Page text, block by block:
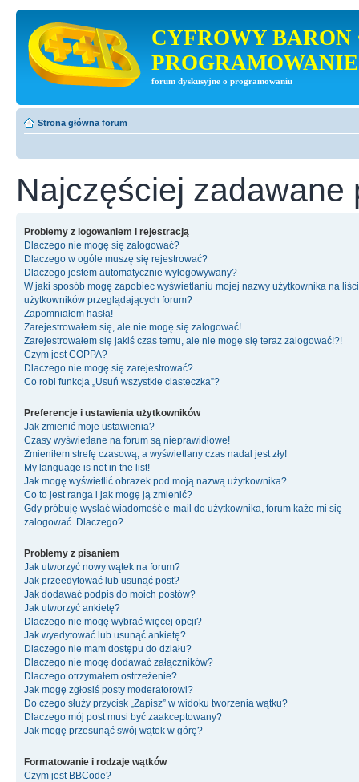
CYFROWY BARON
PROGRAMOWANIE
forum dyskusyjne o programowaniu
Strona główna forum
Najczęściej zadawane
Problemy z logowaniem i rejestracją
Dlaczego nie mogę się zalogować?
Dlaczego w ogóle muszę się rejestrować?
Dlaczego jestem automatycznie wylogowywany?
W jaki sposób mogę zapobiec wyświetlaniu mojej nazwy użytkownika na
użytkowników przeglądających forum?
Zapomniałem hasła!
Zarejestrowałem się, ale nie mogę się zalogować!
Zarejestrowałem się jakiś czas temu, ale nie mogę się teraz zalogować!?!
Czym jest COPPA?
Dlaczego nie mogę się zarejestrować?
Co robi funkcja „Usuń wszystkie ciasteczka”?
Preferencje i ustawienia użytkowników
Jak zmienić moje ustawienia?
Czasy wyświetlane na forum są nieprawidłowe!
Zmieniłem strefę czasową, a wyświetlany czas nadal jest zły!
My language is not in the list!
Jak mogę wyświetlić obrazek pod moją nazwą użytkownika?
Co to jest ranga i jak mogę ją zmienić?
Gdy próbuję wysłać wiadomość e-mail do użytkownika, forum każe mi się
zalogować. Dlaczego?
Problemy z pisaniem
Jak utworzyć nowy wątek na forum?
Jak przeedytować lub usunąć post?
Jak dodawać podpis do moich postów?
Jak utworzyć ankietę?
Dlaczego nie mogę wybrać więcej opcji?
Jak wyedytować lub usunąć ankietę?
Dlaczego nie mam dostępu do działu?
Dlaczego nie mogę dodawać załączników?
Dlaczego otrzymałem ostrzeżenie?
Jak mogę zgłosiś posty moderatorowi?
Do czego służy przycisk „Zapisz” w widoku tworzenia wątku?
Dlaczego mój post musi być zaakceptowany?
Jak mogę przesunąć swój wątek w górę?
Formatowanie i rodzaje wątków
Czym jest BBCode?